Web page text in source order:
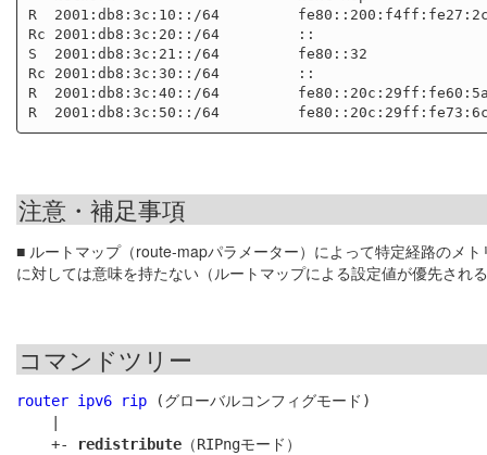
R  2001:db8:3c:10::/64
Rc 2001:db8:3c:20::/64         ::
S  2001:db8:3c:21::/64         fe80::32
Rc 2001:db8:3c:30::/64         ::
R  2001:db8:3c:40::/64
注意・補足事項
■ ルートマップ（route-mapパラメーター）によって特定経路のメ
に対しては意味を持たない（ルートマップによる設定値が優先され
コマンドツリー
router ipv6 rip (グローバルコンフィグモード)
    +-
redistribute